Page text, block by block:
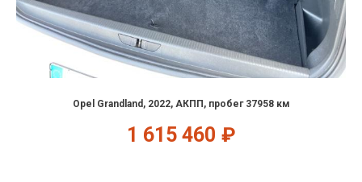
Opel Grandland, 2022, АКПП, пробег 37958 км
1 615 460 ₽